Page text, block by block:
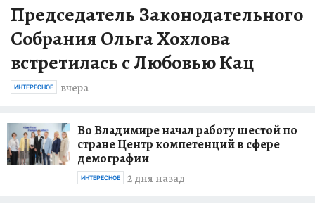
Председатель Законодательного
Собрания Ольга Хохлова
встретилась с Любовью Кац
вчера
ИНТЕРЕСНОЕ
Во Владимире начал работу шестой по
стране Центр компетенций в сфере
демографии
2 дня назад
ИНТЕРЕСНОЕ